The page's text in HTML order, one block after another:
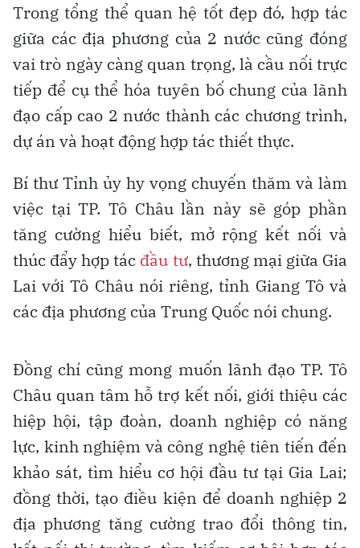
Trong tổng thể quan hệ tốt đẹp đó, hợp tác
giữa các địa phương của 2 nước cũng đóng
vai trò ngày càng quan trọng, là cầu nối trực
tiếp để cụ thể hóa tuyên bố chung của lãnh
đạo cấp cao 2 nước thành các chương trình,
dự án và hoạt động hợp tác thiết thực.
Bí thư Tỉnh ủy hy vọng chuyến thăm và làm
việc tại TP. Tô Châu lần này sẽ góp phần
tăng cường hiểu biết, mở rộng kết nối và
thúc đẩy hợp tác đầu tư, thương mại giữa Gia
Lai với Tô Châu nói riêng, tỉnh Giang Tô và
các địa phương của Trung Quốc nói chung.
Đồng chí cũng mong muốn lãnh đạo TP. Tô
Châu quan tâm hỗ trợ kết nối, giới thiệu các
hiệp hội, tập đoàn, doanh nghiệp có năng
lực, kinh nghiệm và công nghệ tiên tiến đến
khảo sát, tìm hiểu cơ hội đầu tư tại Gia Lai;
đồng thời, tạo điều kiện để doanh nghiệp 2
địa phương tăng cường trao đổi thông tin,